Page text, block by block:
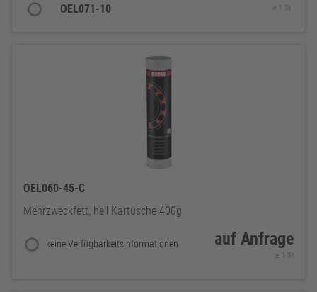
OEL071-10 je 1 St
OEL060-45-C
Mehrzweckfett, hell Kartusche 400g
keine Verfügbarkeitsinformationen auf Anfrage
je 1 St